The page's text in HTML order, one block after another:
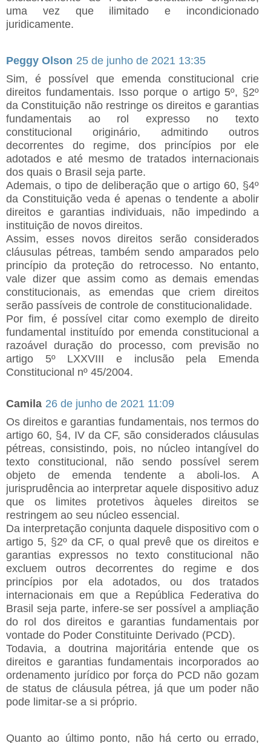
uma vez que ilimitado e incondicionado
juridicamente.
Peggy Olson 25 de junho de 2021 13:35
Sim, é possível que emenda constitucional crie
direitos fundamentais. Isso porque o artigo 5º, §2º
da Constituição não restringe os direitos e garantias
fundamentais ao rol expresso no texto
constitucional originário, admitindo outros
decorrentes do regime, dos princípios por ele
adotados e até mesmo de tratados internacionais
dos quais o Brasil seja parte.
Ademais, o tipo de deliberação que o artigo 60, §4º
da Constituição veda é apenas o tendente a abolir
direitos e garantias individuais, não impedindo a
instituição de novos direitos.
Assim, esses novos direitos serão considerados
cláusulas pétreas, também sendo amparados pelo
princípio da proteção do retrocesso. No entanto,
vale dizer que assim como as demais emendas
constitucionais, as emendas que criem direitos
serão passíveis de controle de constitucionalidade.
Por fim, é possível citar como exemplo de direito
fundamental instituído por emenda constitucional a
razoável duração do processo, com previsão no
artigo 5º LXXVIII e inclusão pela Emenda
Constitucional nº 45/2004.
Camila 26 de junho de 2021 11:09
Os direitos e garantias fundamentais, nos termos do
artigo 60, §4, IV da CF, são considerados cláusulas
pétreas, consistindo, pois, no núcleo intangível do
texto constitucional, não sendo possível serem
objeto de emenda tendente a aboli-los. A
jurisprudência ao interpretar aquele dispositivo aduz
que os limites protetivos àqueles direitos se
restringem ao seu núcleo essencial.
Da interpretação conjunta daquele dispositivo com o
artigo 5, §2º da CF, o qual prevê que os direitos e
garantias expressos no texto constitucional não
excluem outros decorrentes do regime e dos
princípios por ela adotados, ou dos tratados
internacionais em que a República Federativa do
Brasil seja parte, infere-se ser possível a ampliação
do rol dos direitos e garantias fundamentais por
vontade do Poder Constituinte Derivado (PCD).
Todavia, a doutrina majoritária entende que os
direitos e garantias fundamentais incorporados ao
ordenamento jurídico por força do PCD não gozam
de status de cláusula pétrea, já que um poder não
pode limitar-se a si próprio.
Quanto ao último ponto, não há certo ou errado,